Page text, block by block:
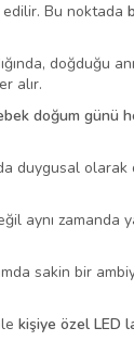
Bu noktada
doğduğu
alır.
doğum günü
duygusal
aynı zamanda
sakin bir
kişiye özel LED